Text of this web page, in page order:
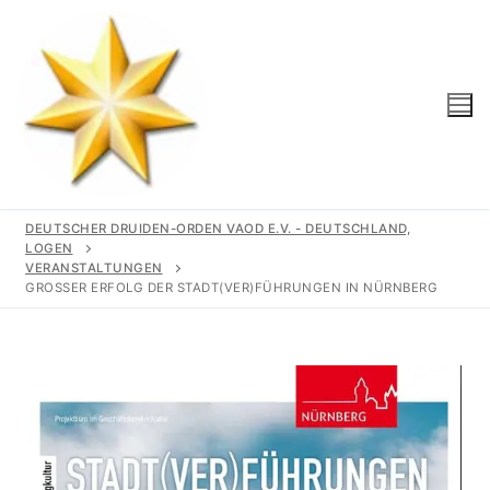
Gemeinschaft
Geschichte
Logen
Region
Wir Unterstützen
DEUTSCHER DRUIDEN-ORDEN VAOD E.V. - DEUTSCHLAND,
LOGEN
VERANSTALTUNGEN
GROSSER ERFOLG DER STADT(VER)FÜHRUNGEN IN NÜRNBERG